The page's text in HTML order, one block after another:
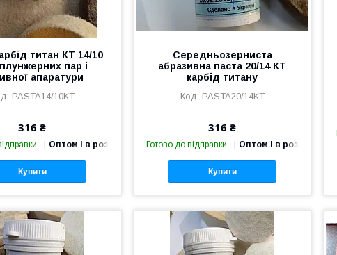
титан КТ 14/10
пар і
апаратури
PASTA14/10KT
316 ₴
Оптом і в роздріб
Купити
Середньозерниста
абразивна паста 20/14 КТ
карбід титану
PASTA20/14KT
316 ₴
Готово до відправки Оптом і в роздріб
Купити